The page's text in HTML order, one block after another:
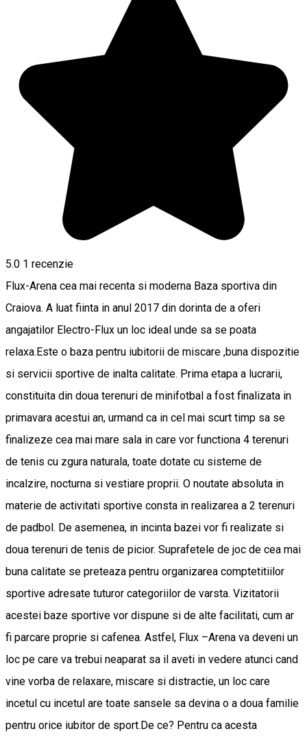
5.0 1 recenzie
Flux-Arena cea mai recenta si moderna Baza sportiva din
Craiova. A luat fiinta in anul 2017 din dorinta de a oferi
angajatilor Electro-Flux un loc ideal unde sa se poata
relaxa.Este o baza pentru iubitorii de miscare ,buna dispozitie
si servicii sportive de inalta calitate. Prima etapa a lucrarii,
constituita din doua terenuri de minifotbal a fost finalizata in
primavara acestui an, urmand ca in cel mai scurt timp sa se
finalizeze cea mai mare sala in care vor functiona 4 terenuri
de tenis cu zgura naturala, toate dotate cu sisteme de
incalzire, nocturna si vestiare proprii. O noutate absoluta in
materie de activitati sportive consta in realizarea a 2 terenuri
de padbol. De asemenea, in incinta bazei vor fi realizate si
doua terenuri de tenis de picior. Suprafetele de joc de cea mai
buna calitate se preteaza pentru organizarea comptetitiilor
sportive adresate tuturor categoriilor de varsta. Vizitatorii
acestei baze sportive vor dispune si de alte facilitati, cum ar
fi parcare proprie si cafenea. Astfel, Flux –Arena va deveni un
loc pe care va trebui neaparat sa il aveti in vedere atunci cand
vine vorba de relaxare, miscare si distractie, un loc care
incetul cu incetul are toate sansele sa devina o a doua familie
pentru orice iubitor de sport.De ce? Pentru ca acesta